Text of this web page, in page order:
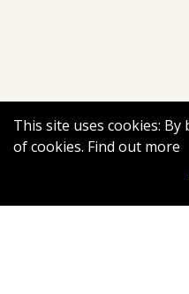
This site uses cookies:
of cookies. Find out more